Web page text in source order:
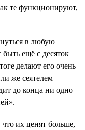
те функционируют,
в любую
ещё с десяток
делают его очень
же сеятелем
до конца ни одно
что их ценят больше,